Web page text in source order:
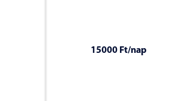
15000 Ft/nap